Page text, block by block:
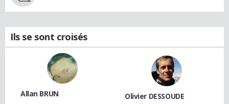
Ils se sont croisés
Allan BRUN Olivier DESSOUDE